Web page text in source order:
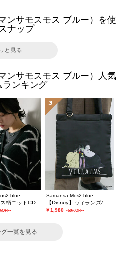
ンサモスモス ブルー）を使
ナップ
と見る
ンサモスモス ブルー）人気
ランキング
blue
柄ニットCD
3
Samansa Mos2 blue
【Disney】ヴィランズ/トートバッグ
￥1,980 -60%OFF-
グ一覧を見る